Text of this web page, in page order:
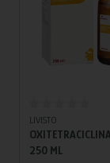
LIVISTO
250 ML